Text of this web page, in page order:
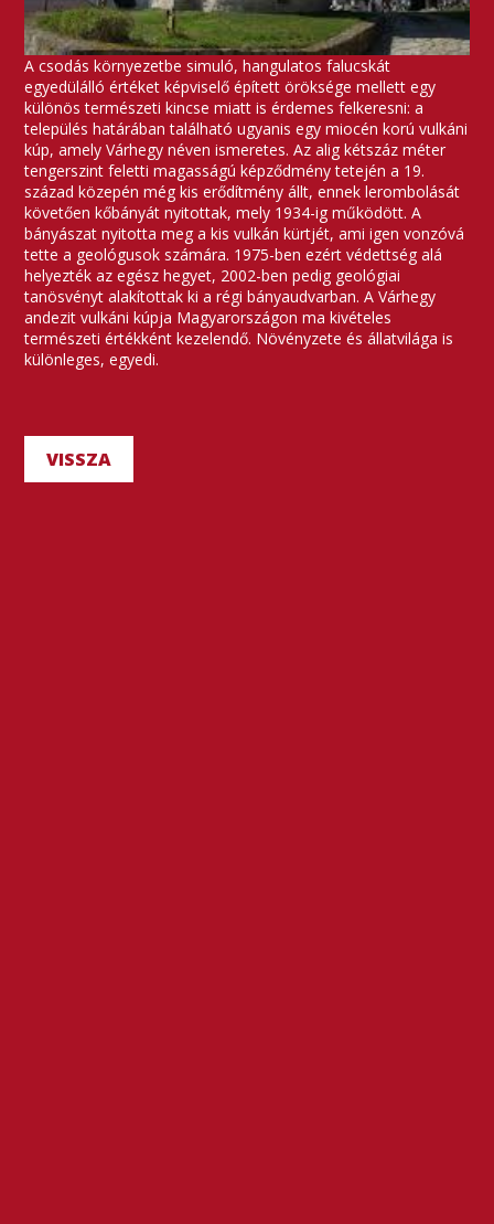
A csodás környezetbe simuló, hangulatos falucskát
egyedülálló értéket képviselő épített öröksége mellett egy
különös természeti kincse miatt is érdemes felkeresni: a
település határában található ugyanis egy miocén korú vulkáni
kúp, amely Várhegy néven ismeretes. Az alig kétszáz méter
tengerszint feletti magasságú képződmény tetején a 19.
század közepén még kis erődítmény állt, ennek lerombolását
követően kőbányát nyitottak, mely 1934-ig működött. A
bányászat nyitotta meg a kis vulkán kürtjét, ami igen vonzóvá
tette a geológusok számára. 1975-ben ezért védettség alá
helyezték az egész hegyet, 2002-ben pedig geológiai
tanösvényt alakítottak ki a régi bányaudvarban. A Várhegy
andezit vulkáni kúpja Magyarországon ma kivételes
természeti értékként kezelendő. Növényzete és állatvilága is
különleges, egyedi.
VISSZA